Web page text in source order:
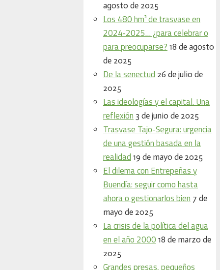
agosto de 2025
Los 480 hm³ de trasvase en
2024‑2025… ¿para celebrar o
para preocuparse? 18 de agosto
de 2025
De la senectud 26 de julio de
2025
Las ideologías y el capital. Una
reflexión 3 de junio de 2025
Trasvase Tajo-Segura: urgencia
de una gestión basada en la
realidad 19 de mayo de 2025
El dilema con Entrepeñas y
Buendía: seguir como hasta
ahora o gestionarlos bien 7 de
mayo de 2025
La crisis de la política del agua
en el año 2000 18 de marzo de
2025
Grandes presas, pequeños